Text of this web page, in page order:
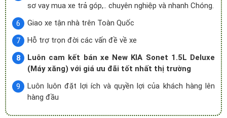
sơ vay mua xe trả góp,.. chuyên nghiệp và nhanh Chóng.
Giao xe tận nhà trên Toàn Quốc
Hỗ trợ trọn đời các vấn đề về xe
Luôn cam kết bán xe New KIA Sonet 1.5L Deluxe
(Máy xăng) với giá ưu đãi tốt nhất thị trường
Luôn luôn đặt lợi ích và quyền lợi của khách hàng lên
hàng đầu